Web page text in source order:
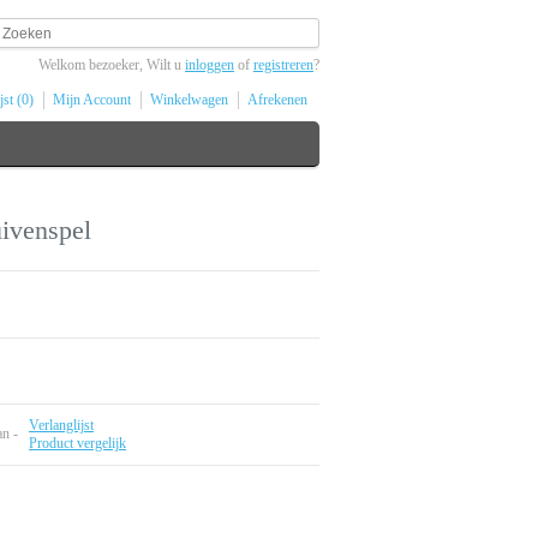
Welkom bezoeker, Wilt u inloggen of registreren?
(0) Mijn Account Winkelwagen Afrekenen
-
Verlanglijst
Product vergelijk